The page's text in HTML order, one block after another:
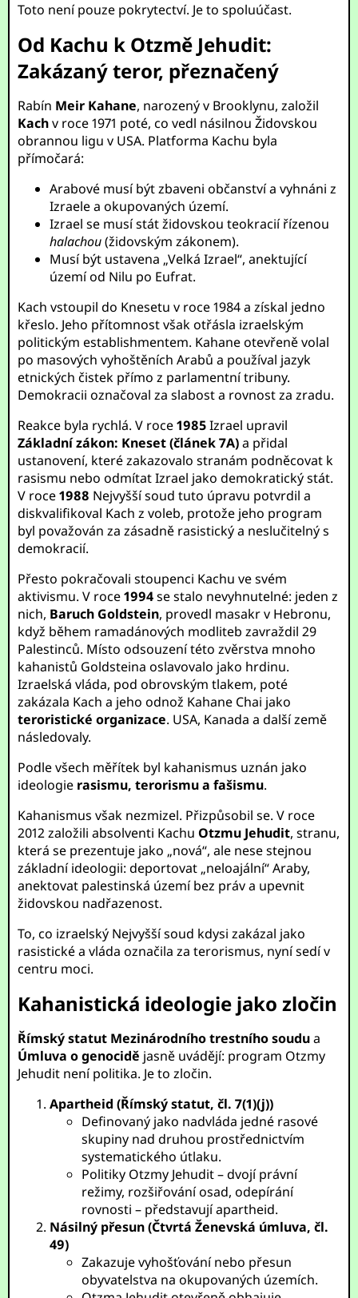
Toto není pouze pokrytectví. Je to spoluúčast.
Od Kachu k Otzmě Jehudit:
Zakázaný teror, přeznačený
Rabín Meir Kahane, narozený v Brooklynu, založil
Kachv roce 1971 poté, co vedl násilnou Židovskou
obrannou ligu v USA. Platforma Kachu byla
přímočará:
Arabové musí být zbaveni občanství a vyhnáni z
Izraele a okupovaných území.
Izrael se musí stát židovskou teokracií řízenou
halachou(židovským zákonem).
Musí být ustavena „Velká Izrael“, anektující
území od Nilu po Eufrat.
Kach vstoupil do Knesetu v roce 1984 a získal jedno
křeslo. Jeho přítomnost však otřásla izraelským
politickým establishmentem. Kahane otevřeně volal
po masových vyhoštěních Arabů a používal jazyk
etnických čistek přímo z parlamentní tribuny.
Demokracii označoval za slabost a rovnost za zradu.
Reakce byla rychlá. V roce1985Izrael upravil
Základní zákon: Kneset (článek 7A)a přidal
ustanovení, které zakazovalo stranám podněcovat k
rasismu nebo odmítat Izrael jako demokratický stát.
V roce1988 Nejvyšší soud tuto úpravu potvrdil a
diskvalifikoval Kach z voleb, protože jeho program
byl považován za zásadně rasistický a neslučitelný s
demokracií.
Přesto pokračovali stoupenci Kachu ve svém
aktivismu. V roce1994se stalo nevyhnutelné: jeden z
nich, Baruch Goldstein, provedl masakr v Hebronu,
když během ramadánových modliteb zavraždil 29
Palestinců. Místo odsouzení této zvěrstva mnoho
kahanistů Goldsteina oslavovalo jako hrdinu.
Izraelská vláda, pod obrovským tlakem, poté
zakázala Kach a jeho odnož Kahane Chai jako
teroristické organizace. USA, Kanada a další země
následovaly.
Podle všech měřítek byl kahanismus uznán jako
ideologie rasismu, terorismu a fašismu.
Kahanismus však nezmizel. Přizpůsobil se. V roce
2012 založili absolventi KachuOtzmu Jehudit, stranu,
která se prezentuje jako „nová“, ale nese stejnou
základní ideologii: deportovat „neloajální“ Araby,
anektovat palestinská území bez práv a upevnit
židovskou nadřazenost.
To, co izraelský Nejvyšší soud kdysi zakázal jako
rasistické a vláda označila za terorismus, nyní sedí v
centru moci.
Kahanistická ideologie jako zločin
Římský statut Mezinárodního trestního soudua
Úmluva o genocidě jasně uvádějí: program Otzmy
Jehudit není politika. Je to zločin.
Apartheid (Římský statut, čl. 7(1)(j))
Definovaný jako nadvláda jedné rasové
skupiny nad druhou prostřednictvím
systematického útlaku.
Politiky Otzmy Jehudit – dvojí právní
režimy, rozšiřování osad, odepírání
rovnosti – představují apartheid.
Násilný přesun (Čtvrtá Ženevská úmluva, čl.
49)
Zakazuje vyhošťování nebo přesun
obyvatelstva na okupovaných územích.